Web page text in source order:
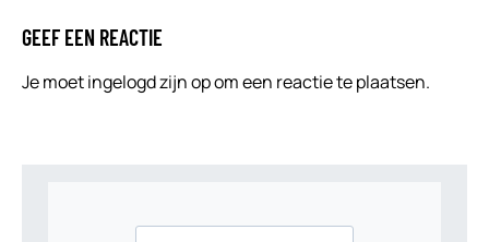
GEEF EEN REACTIE
Je moetingelogd zijn opom een reactie te plaatsen.